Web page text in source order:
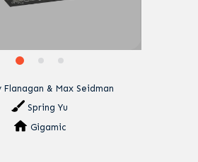
Flanagan & Max Seidman
Spring Yu
Gigamic